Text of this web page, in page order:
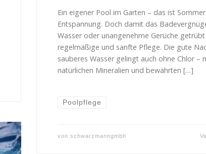
Ein eigener Pool im Garten – das ist
Entspannung. Doch damit das
Wasser oder unangenehme Gerüche
regelmäßige und sanfte Pflege. Die gute
sauberes Wasser gelingt auch ohne Chlor –
natürlichen Mineralien und bewährten […]
Poolpflege
von schwarzmanngmbh